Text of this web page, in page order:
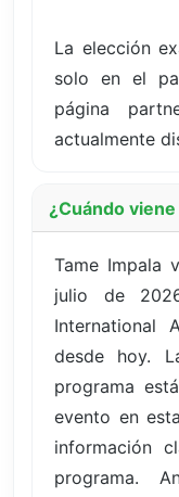
La elección
solo en el
página
actualmente
¿Cuándo
Tame Impala
julio de
International
desde hoy.
programa
evento en
información
programa.